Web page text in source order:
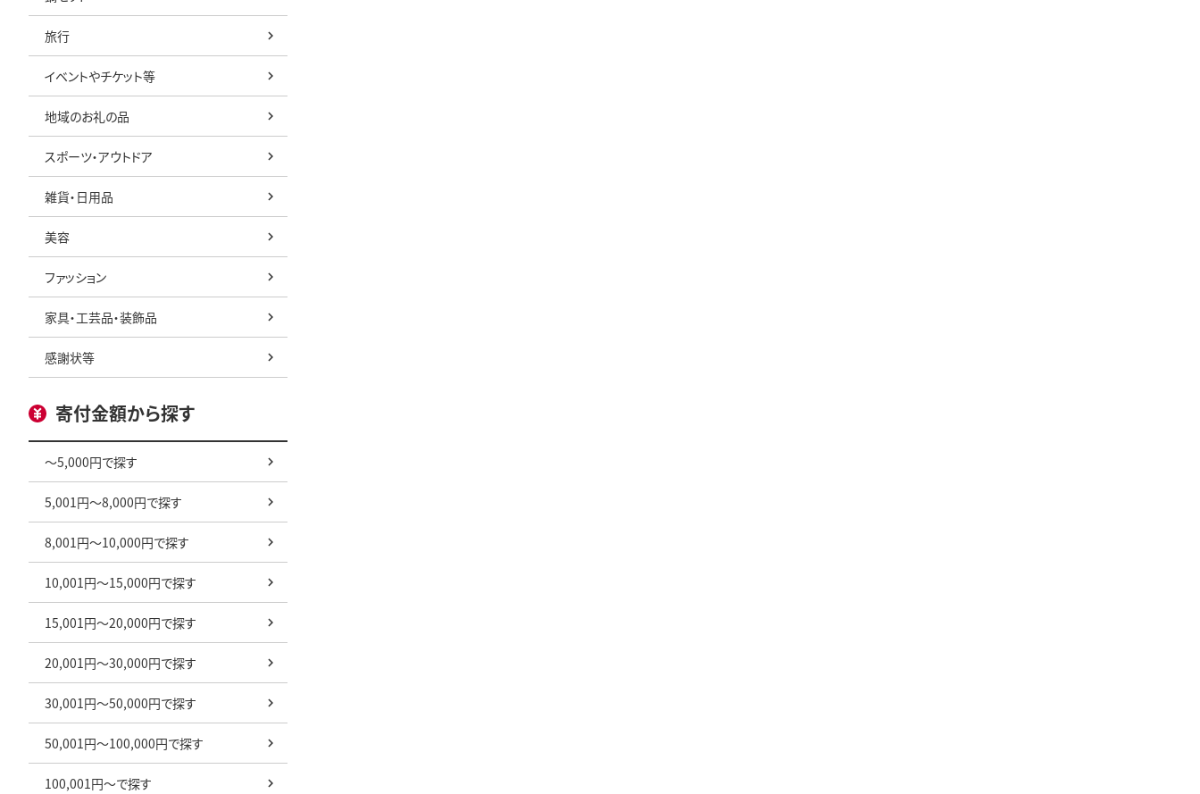
旅行
イベントやチケット等
地域のお礼の品
スポーツ・アウトドア
雑貨・日用品
美容
ファッション
家具・工芸品・装飾品
感謝状等
寄付金額から探す
～5,000円で探す
5,001円～8,000円で探す
8,001円～10,000円で探す
10,001円～15,000円で探す
15,001円～20,000円で探す
20,001円～30,000円で探す
30,001円～50,000円で探す
50,001円～100,000円で探す
100,001円～で探す